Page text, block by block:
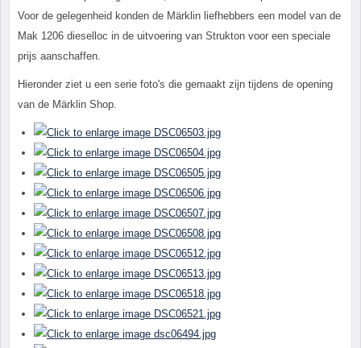
Voor de gelegenheid konden de Märklin liefhebbers een model van de
Mak 1206 dieselloc in de uitvoering van Strukton voor een speciale
prijs aanschaffen.
Hieronder ziet u een serie foto's die gemaakt zijn tijdens de opening
van de Märklin Shop.